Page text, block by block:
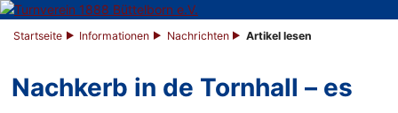
Startseite Informationen Nachrichten Artikel lesen
Nachkerb in de Tornhall – es